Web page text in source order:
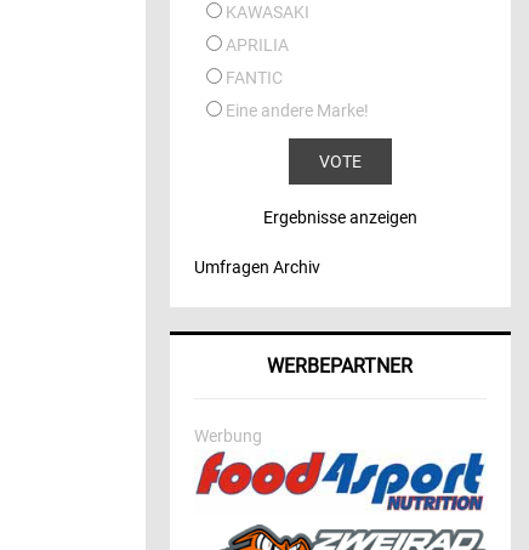
KAWASAKI
APRILIA
FANTIC
Eine andere Marke!
Ergebnisse anzeigen
Umfragen Archiv
WERBEPARTNER
Werbung